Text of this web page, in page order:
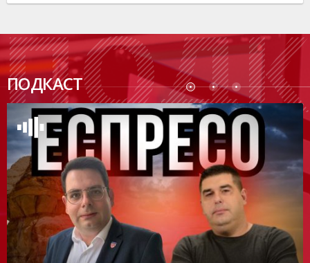
ПОДКАСТ
ПОДК
АСТ